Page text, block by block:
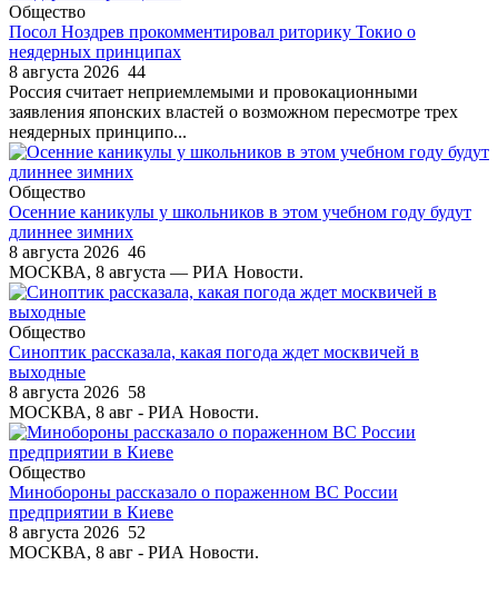
Общество
Посол Ноздрев прокомментировал риторику Токио о
неядерных принципах
8 августа 2026 44
Россия считает неприемлемыми и провокационными
заявления японских властей о возможном пересмотре трех
неядерных принципо...
Общество
Осенние каникулы у школьников в этом учебном году будут
длиннее зимних
8 августа 2026 46
МОСКВА, 8 августа — РИА Новости.
Общество
Синоптик рассказала, какая погода ждет москвичей в
выходные
8 августа 2026 58
МОСКВА, 8 авг - РИА Новости.
Общество
Минобороны рассказало о пораженном ВС России
предприятии в Киеве
8 августа 2026 52
МОСКВА, 8 авг - РИА Новости.